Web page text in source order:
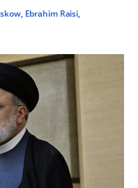
, Ebrahim Raisi,